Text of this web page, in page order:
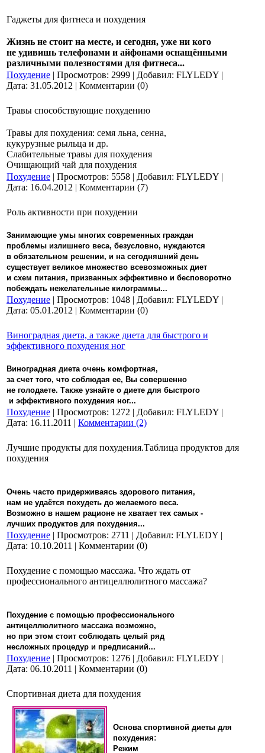
Гаджеты для фитнеса и похудения
Жизнь не стоит на месте, и сегодня, уже ни кого
не удивишь телефонами и айфонами оснащёнными
различными полезностями для фитнеса...
Похудение | Просмотров: 2999 | Добавил: FLYLEDY |
Дата: 31.05.2012 | Комментарии (0)
Травы способствующие похудению
Травы для похудения: семя льна, сенна,
кукурузные рыльца и др.
Слабительные травы для похудения
Очищающий чай для похудения
Похудение | Просмотров: 5558 | Добавил: FLYLEDY |
Дата: 16.04.2012 | Комментарии (7)
Роль активности при похудении
Занимающие умы многих современных граждан
проблемы излишнего веса, безусловно, нуждаются
в обязательном решении, и на сегодняшний день
существует великое множество всевозможных диет
и схем питания, призванных эффективно и бесповоротно
побеждать нежелательные килограммы...
Похудение | Просмотров: 1048 | Добавил: FLYLEDY |
Дата: 05.01.2012 | Комментарии (0)
Виноградная диета, а также диета для быстрого и
эффективного похудения ног
Виноградная диета очень комфортная,
за счет того, что соблюдая ее, Вы совершенно
не голодаете. Также узнайте о диете для быстрого
и эффективного похудения ног...
Похудение | Просмотров: 1272 | Добавил: FLYLEDY |
Дата: 16.11.2011 | Комментарии (2)
Лучшие продукты для похудения.Таблица продуктов для
похудения
Очень часто придерживаясь здорового питания,
нам не удаётся похудеть до желаемого веса.
Возможно в нашем рационе не хватает тех самых -
лучших продуктов для похудения...
Похудение | Просмотров: 2711 | Добавил: FLYLEDY |
Дата: 10.10.2011 | Комментарии (0)
Похудение с помощью массажа. Что ждать от
профессионального антицеллюлитного массажа?
Похудение с помощью профессионального
антицеллюлитного массажа возможно,
но при этом стоит соблюдать целый ряд
несложных процедур и предписаний...
Похудение | Просмотров: 1276 | Добавил: FLYLEDY |
Дата: 06.10.2011 | Комментарии (0)
Спортивная диета для похудения
Основа спортивной диеты для
похудения:
Режим